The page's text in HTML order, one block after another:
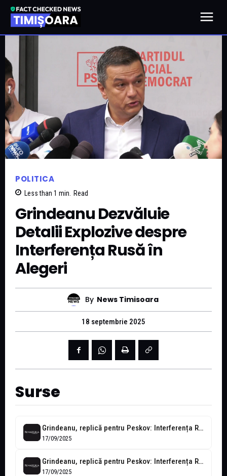
POLITICA
Less than 1 min. Read
Grindeanu Dezvăluie
Detalii Explozive despre
Interferența Rusă în
Alegeri
By News Timisoara
18 septembrie 2025
Surse
Grindeanu, replică pentru Peskov: Interferența Rusiei în alegerile din 2024 este documentată
17/09/2025
Grindeanu, replică pentru Peskov: Interferența Rusiei în alegerile din 2024 este documentată
17/09/2025